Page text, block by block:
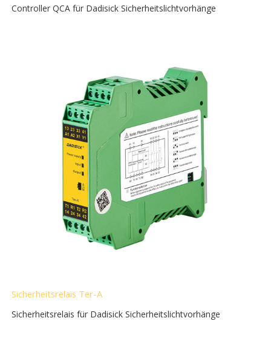
Controller QCA für Dadisick Sicherheitslichtvorhänge
Sicherheitsrelais Ter-A
Sicherheitsrelais für Dadisick Sicherheitslichtvorhänge